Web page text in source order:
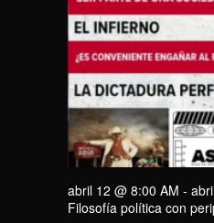
abril 12 @ 8:00 AM -
Filosofía política con